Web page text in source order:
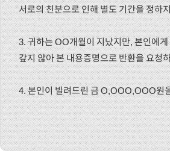
서로의 친분으로 인해 별도 기간을 정하
3. 귀하는 OO개월이 지났지만, 본인에
갚지 않아 본 내용증명으로 반환을 요청
4. 본인이 빌려드린 금 O,OOO,OOO원